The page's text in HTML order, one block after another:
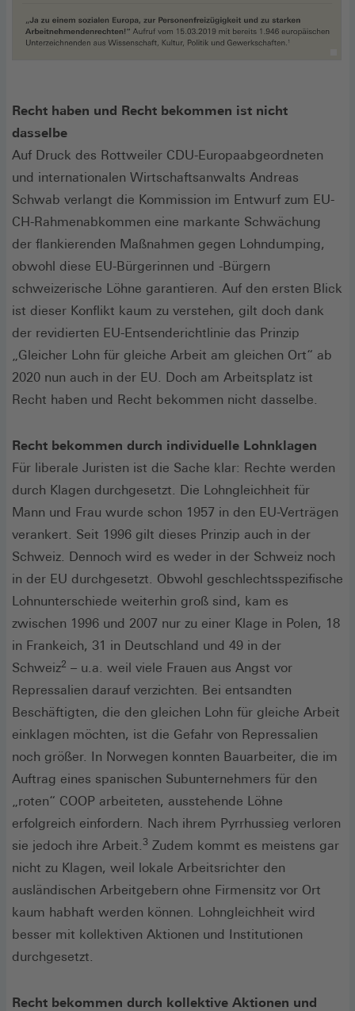
Recht haben und Recht bekommen ist nicht
dasselbe
Auf Druck des Rottweiler CDU-Europaabgeordneten
und internationalen Wirtschaftsanwalts Andreas
Schwab verlangt die Kommission im Entwurf zum EU-
CH-Rahmenabkommen eine markante Schwächung
der flankierenden Maßnahmen gegen Lohndumping,
obwohl diese EU-Bürgerinnen und -Bürgern
schweizerische Löhne garantieren. Auf den ersten Blick
ist dieser Konflikt kaum zu verstehen, gilt doch dank
der revidierten EU-Entsenderichtlinie das Prinzip
„Gleicher Lohn für gleiche Arbeit am gleichen Ort“ ab
2020 nun auch in der EU. Doch am Arbeitsplatz ist
Recht haben und Recht bekommen nicht dasselbe.
Recht bekommen durch individuelle Lohnklagen
Für liberale Juristen ist die Sache klar: Rechte werden
durch Klagen durchgesetzt. Die Lohngleichheit für
Mann und Frau wurde schon 1957 in den EU-Verträgen
verankert. Seit 1996 gilt dieses Prinzip auch in der
Schweiz. Dennoch wird es weder in der Schweiz noch
in der EU durchgesetzt. Obwohl geschlechtsspezifische
Lohnunterschiede weiterhin groß sind, kam es
zwischen 1996 und 2007 nur zu einer Klage in Polen, 18
in Frankeich, 31 in Deutschland und 49 in der
Schweiz2 – u.a. weil viele Frauen aus Angst vor
Repressalien darauf verzichten. Bei entsandten
Beschäftigten, die den gleichen Lohn für gleiche Arbeit
einklagen möchten, ist die Gefahr von Repressalien
noch größer. In Norwegen konnten Bauarbeiter, die im
Auftrag eines spanischen Subunternehmers für den
„roten“ COOP arbeiteten, ausstehende Löhne
erfolgreich einfordern. Nach ihrem Pyrrhussieg verloren
sie jedoch ihre Arbeit. 3 Zudem kommt es meistens gar
nicht zu Klagen, weil lokale Arbeitsrichter den
ausländischen Arbeitgebern ohne Firmensitz vor Ort
kaum habhaft werden können. Lohngleichheit wird
besser mit kollektiven Aktionen und Institutionen
durchgesetzt.
Recht bekommen durch kollektive Aktionen und